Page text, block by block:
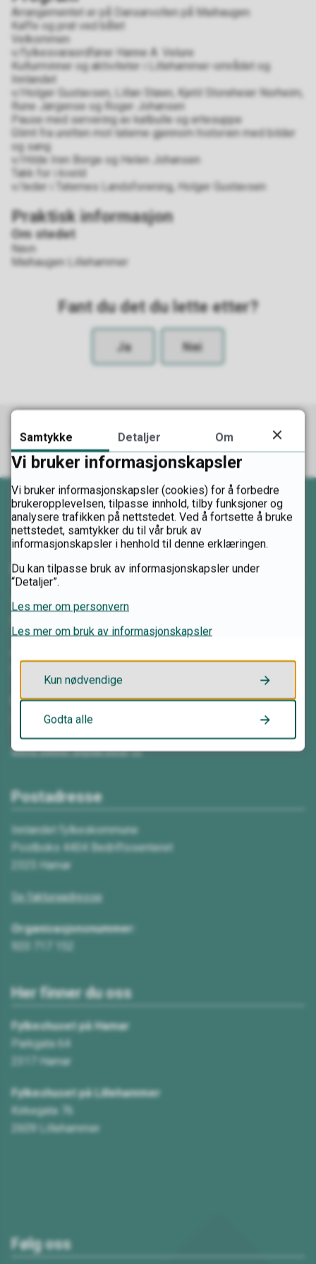
Arrangementet er på Dansarvollen på Maihaugen.
Kaffe og prat ved bålet
Velkommen
v/fylkesvaraordfører Hanne A. Velure
Kulturminner og aktiviteter i Lillehammer-området og
Innlandet
v/Holger Gustavsen, Lillan Støen, Kjetil Storeheier Norheim,
Rune Jørgense og Roger Johansen
Pause med servering av kølbulle og ertesuppe
Glimt fra uretten mot taterne gjennom historien med bilder
og sang
v/Hilde Iren Borge og Helen Johansen
Takk for i kveld
v/leder i Taternes Landsforening, Holger Gustavsen
Praktisk informasjon
Om stedet
Navn
Maihaugen Lillehammer
Fant du det du lette etter?
Ja Nei
Abonner på RSS
Legg til hendelsen i din kalender
Skriv utDel på Facebook
Del på TwitterDel på LinkedIn
Tips en venn
Kontakt oss
Telefon:
E-post:
Send e-post
Send sikker digital post
Postadresse
Innlandet fylkeskommune
Postboks 4404 Bedriftssenteret
2325 Hamar
Se fakturaadresse
Organisasjonsnummer:
920 717 152
Her finner du oss
Fylkeshuset på Hamar
Parkgata 64
2317 Hamar
Fylkeshuset på Lillehammer
Kirkegata 76
2609 Lillehammer
Følg oss
Samtykke Detaljer Om
Vi bruker informasjonskapsler
Vi bruker informasjonskapsler (cookies) for å forbedre
brukeropplevelsen, tilpasse innhold, tilby funksjoner og
analysere trafikken på nettstedet. Ved å fortsette å bruke
nettstedet, samtykker du til vår bruk av
informasjonskapsler i henhold til denne erklæringen.
Du kan tilpasse bruk av informasjonskapsler under
“Detaljer”.
Les mer om personvern
Les mer om bruk av informasjonskapsler
Kun nødvendige
Godta alle